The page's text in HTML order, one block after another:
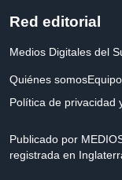
Red editorial
Medios Digitales del
Quiénes somos
Política de privacidad
Publicado por
registrada en